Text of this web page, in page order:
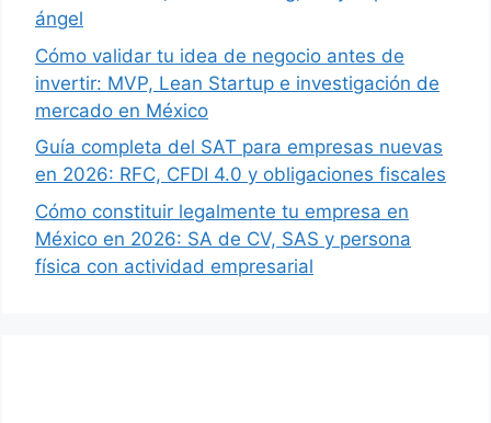
ángel
Cómo validar tu idea de negocio antes de
invertir: MVP, Lean Startup e investigación de
mercado en México
Guía completa del SAT para empresas nuevas
en 2026: RFC, CFDI 4.0 y obligaciones fiscales
Cómo constituir legalmente tu empresa en
México en 2026: SA de CV, SAS y persona
física con actividad empresarial